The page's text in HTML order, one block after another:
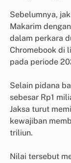
Sebelumnya,
Makarim
dalam perkara
Chromebook di
pada periode
Selain pidana
sebesar Rp1
Jaksa turut
kewajiban
triliun.
Nilai tersebut